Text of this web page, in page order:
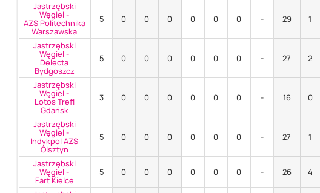
Jastrzębski
Węgiel -
AZS Politechnika
Warszawska
5 0 0 0 0 0 0 - 29 1
Jastrzębski
Węgiel -
Delecta
Bydgoszcz
5 0 0 0 0 0 0 - 27 2
Jastrzębski
Węgiel -
Lotos Trefl
Gdańsk
3 0 0 0 0 0 0 - 16 0
Jastrzębski
Węgiel -
Indykpol AZS
Olsztyn
5 0 0 0 0 0 0 - 27 1
Jastrzębski
Węgiel -
Fart Kielce
5 0 0 0 0 0 0 - 26 4